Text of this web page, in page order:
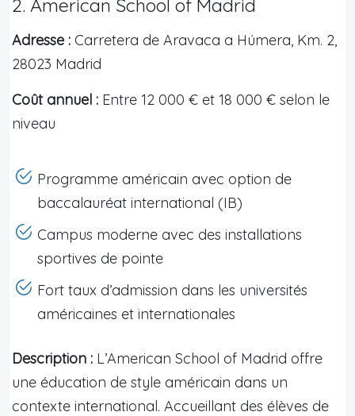
2. American School of Madrid
Adresse : Carretera de Aravaca a Húmera, Km. 2,
28023 Madrid
Coût annuel : Entre 12 000 € et 18 000 € selon le
niveau
Programme américain avec option de
baccalauréat international (IB)
Campus moderne avec des installations
sportives de pointe
Fort taux d’admission dans les universités
américaines et internationales
Description : L’American School of Madrid offre
une éducation de style américain dans un
contexte international. Accueillant des élèves de